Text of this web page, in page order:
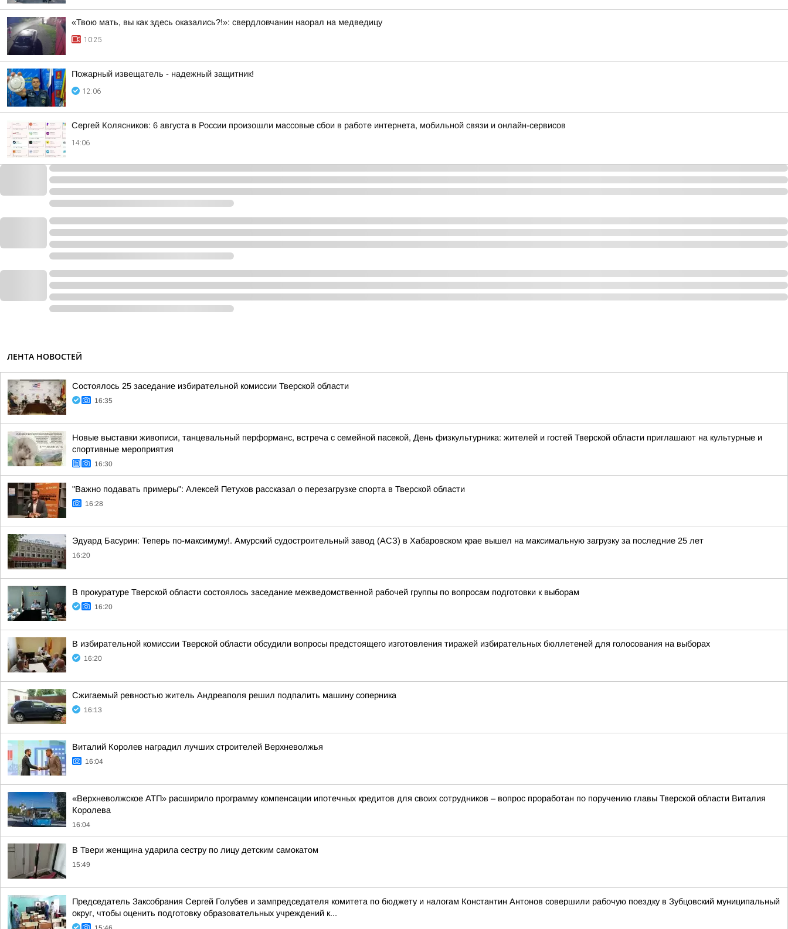
«Твою мать, вы как здесь оказались?!»: свердловчанин наорал на медведицу
10:25
Пожaрный извещатель - надежный зaщитник!
12:06
Сергей Колясников: 6 августа в России произошли массовые сбои в работе интернета, мобильной связи и онлайн-сервисов
14:06
ЛЕНТА НОВОСТЕЙ
Состоялось 25 заседание избирательной комиссии Тверской области
16:35
Новые выставки живописи, танцевальный перформанс, встреча с семейной пасекой, День физкультурника: жителей и гостей Тверской области приглашают на культурные и
спортивные мероприятия
16:30
"Важно подавать примеры": Алексей Петухов рассказал о перезагрузке спорта в Тверской области
16:28
Эдуард Басурин: Теперь по-максимуму!. Амурский судостроительный завод (АСЗ) в Хабаровском крае вышел на максимальную загрузку за последние 25 лет
16:20
В прокуратуре Тверской области состоялось заседание межведомственной рабочей группы по вопросам подготовки к выборам
16:20
В избирательной комиссии Тверской области обсудили вопросы предстоящего изготовления тиражей избирательных бюллетеней для голосования на выборах
16:20
Сжигаемый ревностью житель Андреаполя решил подпалить машину соперника
16:13
Виталий Королев наградил лучших строителей Верхневолжья
16:04
«Верхневолжское АТП» расширило программу компенсации ипотечных кредитов для своих сотрудников – вопрос проработан по поручению главы Тверской области Виталия
Королева
16:04
В Твери женщина ударила сестру по лицу детским самокатом
15:49
Председатель Заксобрания Сергей Голубев и зампредседателя комитета по бюджету и налогам Константин Антонов совершили рабочую поездку в Зубцовский муниципальный
округ, чтобы оценить подготовку образовательных учреждений к...